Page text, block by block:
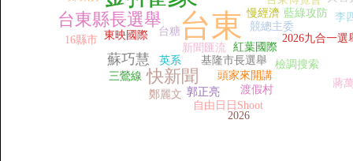
台東
快新聞
台東縣長選舉
蘇巧慧
紅葉國際
檢調搜索
東映國際
新聞匯流
基隆市長選舉
慢經濟
競總主委
頭家來開講
藍綠攻防
2026九合一選
16縣市
郭正亮
台糖
鄭麗文 渡假村
蔣
英系
李
三鶯線
自由日日Shoot
2026